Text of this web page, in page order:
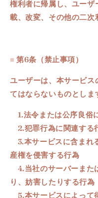
権利者に帰属し、ユー
載、改変、 その他の二次
■第6条（禁止事項）
ユーザーは、本サービス
てはならないものとしま
1.法令または公序良俗
2.犯罪行為に関連する
3.本サービスに含まれ
産権を侵害する行為
4.当社のサーバーまた
り、妨害したりする行為
5.本サービスによって